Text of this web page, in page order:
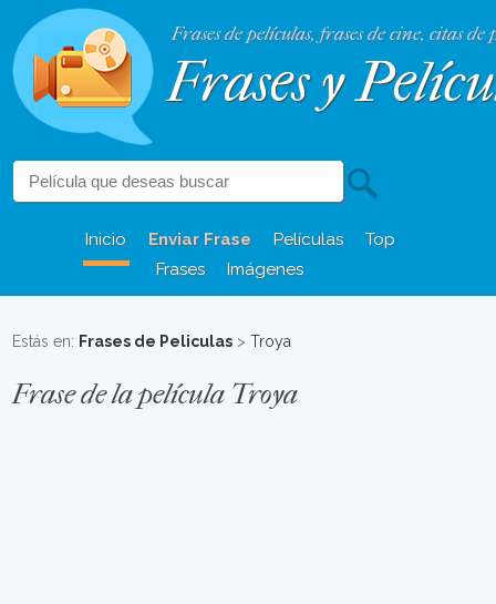
Frases de películas, frases de cine, citas de
Frases y
Inicio Enviar Frase Películas
Top
Frases
Imágenes
Estás en: Frases de Peliculas >Troya
Frase de la película Troya